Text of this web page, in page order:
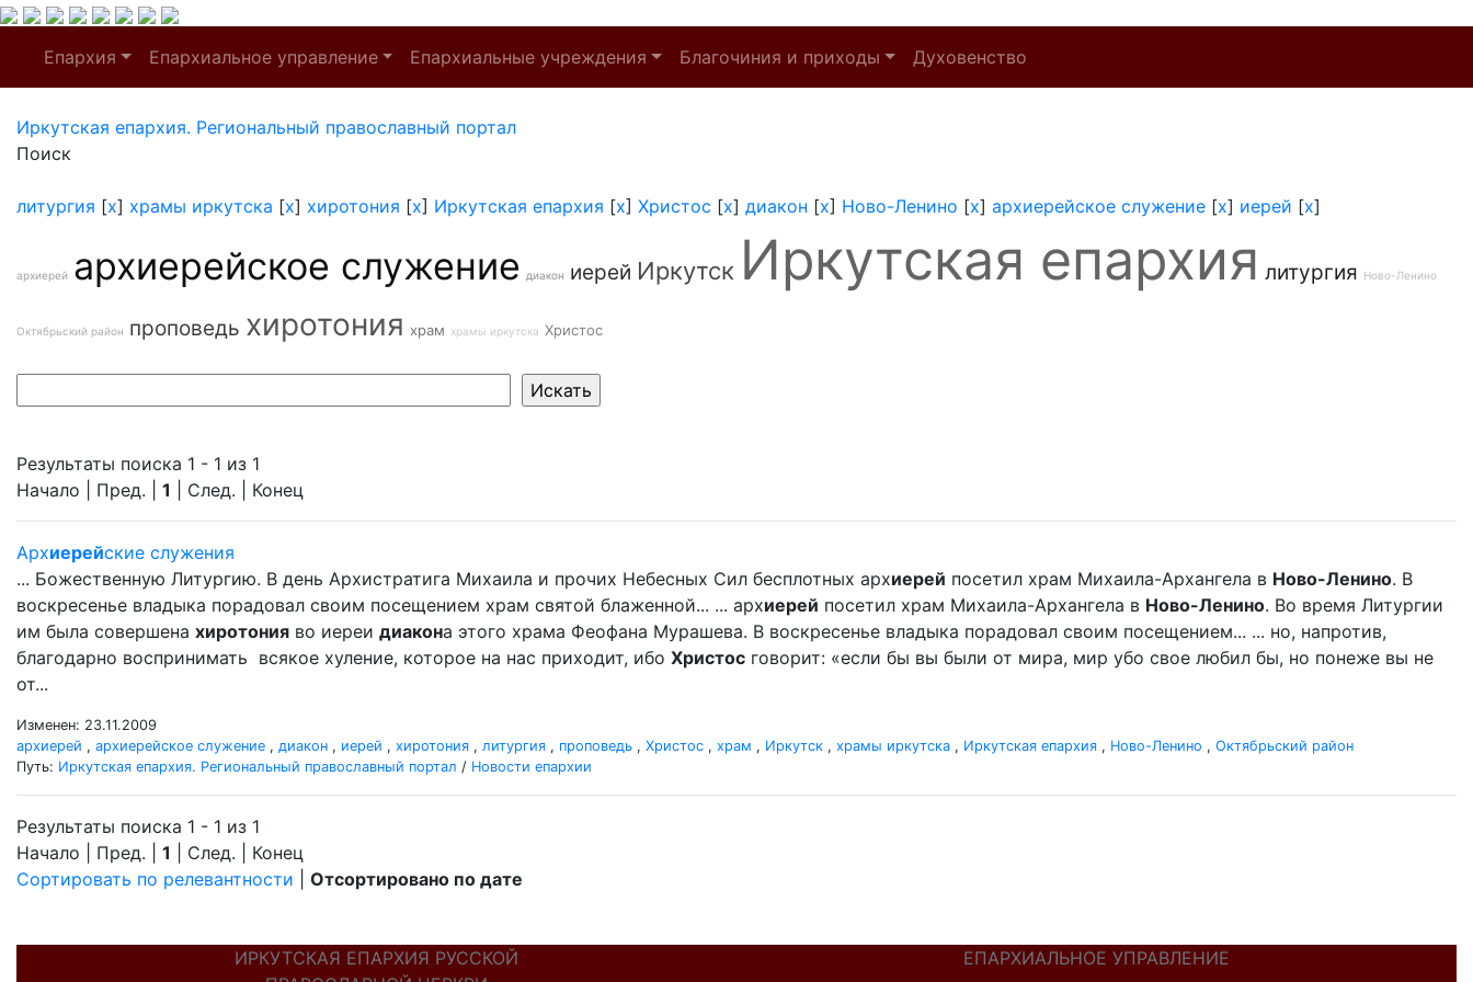
Епархия Епархиальное управление Епархиальные учреждения Благочиния и приходы Духовенство
Иркутская епархия. Региональный православный портал
Поиск
литургия [x] храмы иркутска [x] хиротония [x] Иркутская епархия [x] Христос [x] диакон [x] Ново-Ленино [x] архиерейское служение [x] иерей [x]
архиерей архиерейское служение диакон иерей Иркутск Иркутская епархия литургия Ново-Ленино
Октябрьский район проповедь хиротония храм храмы иркутска Христос
Результаты поиска 1 - 1 из 1
Начало | Пред. | 1 | След. | Конец
Архиерейские служения
... Божественную Литургию. В день Архистратига Михаила и прочих Небесных Сил бесплотных архиерей посетил храм Михаила-Архангела в Ново-Ленино. В
воскресенье владыка порадовал своим посещением храм святой блаженной... ... архиерей посетил храм Михаила-Архангела в Ново-Ленино. Во время Литургии
им была совершена хиротония во иереи диакона этого храма Феофана Мурашева. В воскресенье владыка порадовал своим посещением... ... но, напротив,
благодарно воспринимать всякое хуление, которое на нас приходит, ибо Христос говорит: «если бы вы были от мира, мир убо свое любил бы, но понеже вы не
от...
Изменен: 23.11.2009
архиерей , архиерейское служение , диакон , иерей , хиротония , литургия , проповедь , Христос , храм , Иркутск , храмы иркутска , Иркутская епархия , Ново-Ленино , Октябрьский район
Путь: Иркутская епархия. Региональный православный портал / Новости епархии
Результаты поиска 1 - 1 из 1
Начало | Пред. | 1 | След. | Конец
Сортировать по релевантности
Отсортировано по дате
ИРКУТСКАЯ ЕПАРХИЯ РУССКОЙ
ЕПАРХИАЛЬНОЕ УПРАВЛЕНИЕ